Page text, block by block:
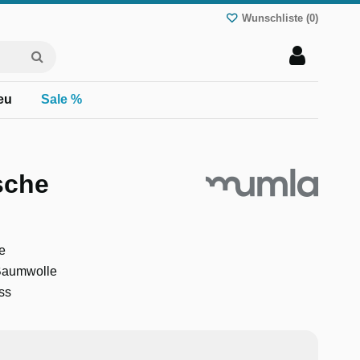
Wunschliste (0)
Sale %